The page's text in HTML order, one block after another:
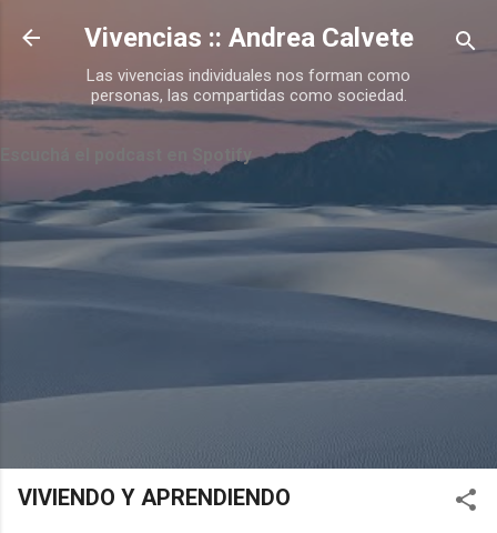
Ir al contenido principal
Vivencias :: Andrea Calvete
Las vivencias individuales nos forman como
personas, las compartidas como sociedad.
Escuchá el podcast en Spotify
VIVIENDO Y APRENDIENDO